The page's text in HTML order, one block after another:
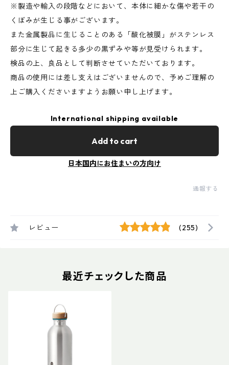
※製造や輸入の段階などにおいて、本体に細かな傷や若干の
くぼみが生じる事がございます。
また金属製品に生じることのある「酸化被膜」がステンレス
部分に生じて起きる多少の黒ずみや等が見受けられます。
検品の上、良品として判断させていただいております。
商品の使用には差し支えはございませんので、予めご理解の
上ご購入くださいますようお願い申し上げます。
International shipping available
Add to cart
日本国内にお住まいの方向け
通報する
レビュー (255)
最近チェックした商品